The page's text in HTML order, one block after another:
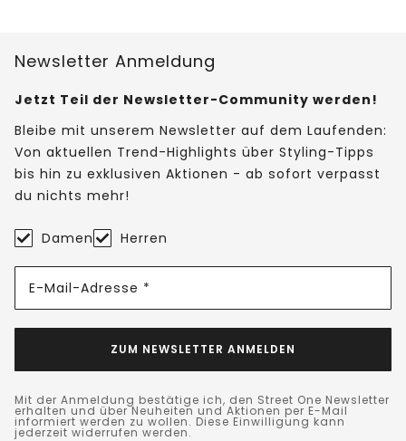
Newsletter Anmeldung
Jetzt Teil der Newsletter-Community werden!
Bleibe mit unserem Newsletter auf dem Laufenden:
Von aktuellen Trend-Highlights über Styling-Tipps
bis hin zu exklusiven Aktionen - ab sofort verpasst
du nichts mehr!
Damen Herren
E-Mail-Adresse *
ZUM NEWSLETTER ANMELDEN
Mit der Anmeldung bestätige ich, den Street One Newsletter
erhalten und über Neuheiten und Aktionen per E-Mail
informiert werden zu wollen. Diese Einwilligung kann
jederzeit widerrufen werden.